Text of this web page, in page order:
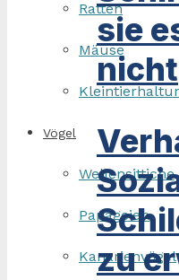
Ratten
Mäuse
Vögel
Wellensittiche
Papageien
Kanarienvögel
sie
nicht
zu